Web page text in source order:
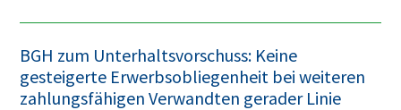
BGH zum Unterhaltsvorschuss: Keine
gesteigerte Erwerbsobliegenheit bei weiteren
zahlungsfähigen Verwandten gerader Linie